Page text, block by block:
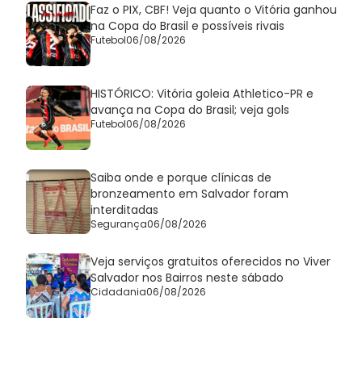
Faz o PIX, CBF! Veja quanto o Vitória ganhou
na Copa do Brasil e possíveis rivais
Futebol06/08/2026
HISTÓRICO: Vitória goleia Athletico-PR e
avança na Copa do Brasil; veja gols
Futebol06/08/2026
Saiba onde e porque clínicas de
bronzeamento em Salvador foram
interditadas
Segurança06/08/2026
Veja serviços gratuitos oferecidos no Viver
Salvador nos Bairros neste sábado
Cidadania06/08/2026